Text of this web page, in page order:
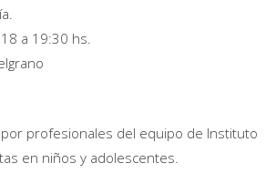
a 19:30 hs.
profesionales del equipo de Instituto
en niños y adolescentes.